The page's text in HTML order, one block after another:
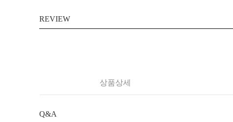
REVIEW
상품상세
Q&A